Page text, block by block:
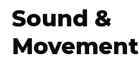
Sound &
Movement